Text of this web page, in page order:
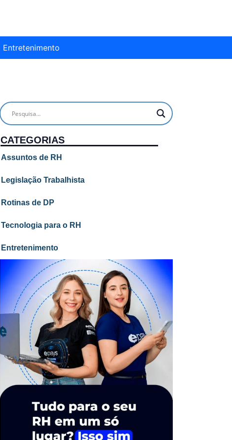
Entretenimento
CATEGORIAS
Assuntos de RH
Legislação Trabalhista
Rotinas de DP
Tecnologia para o RH
Entretenimento